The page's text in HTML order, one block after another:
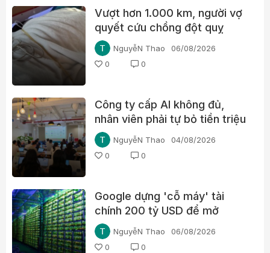
Vượt hơn 1.000 km, người vợ
quyết cứu chồng đột quỵ
NguyễN Thao
06/08/2026
0
0
Công ty cấp AI không đủ,
nhân viên phải tự bỏ tiền triệu
mỗi tháng
NguyễN Thao
04/08/2026
0
0
Google dựng 'cỗ máy' tài
chính 200 tỷ USD để mở
đường cho chip AI, thách
thức Nvidia
NguyễN Thao
06/08/2026
0
0